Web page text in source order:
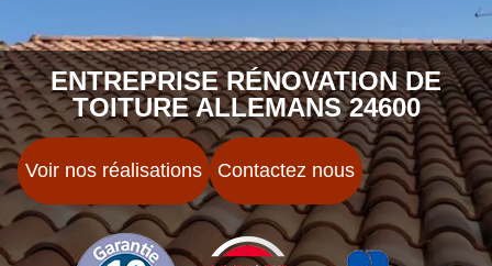
ENTREPRISE RÉNOVATION DE
TOITURE ALLEMANS 24600
Voir nos réalisations Contactez nous